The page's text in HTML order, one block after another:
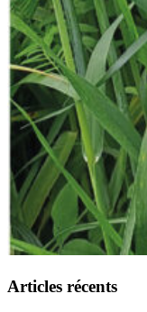
Articles récents